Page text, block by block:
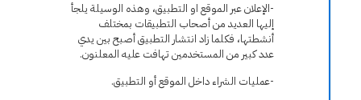
-الإعلان عبر الموقع او التطبيق، وهذه الوسيلة يلجأ
إليها العديد من أصحاب التطبيقات بمختلف
أنشطتها، فكلما زاد انتشار التطبيق أصبح بين يدي
عدد كبير من المستخدمين تهافت عليه المعلنون.
-عمليات الشراء داخل الموقع أو التطبيق.